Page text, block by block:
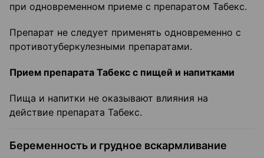
при одновременном приеме с препаратом Табекс.
Препарат не следует применять одновременно с
противотуберкулезными препаратами.
Прием препарата Табекс с пищей и напитками
Пища и напитки не оказывают влияния на
действие препарата Табекс.
Беременность и грудное вскармливание